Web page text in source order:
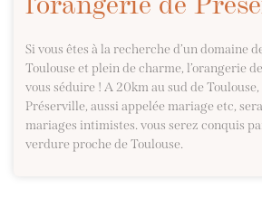
Si vous êtes à la recherche d’un domaine
Toulouse et plein de charme, l’orangerie
vous séduire ! A 20km au sud de Toulouse,
Préserville, aussi appelée mariage etc,
mariages intimistes. vous serez conquis
verdure proche de Toulouse.